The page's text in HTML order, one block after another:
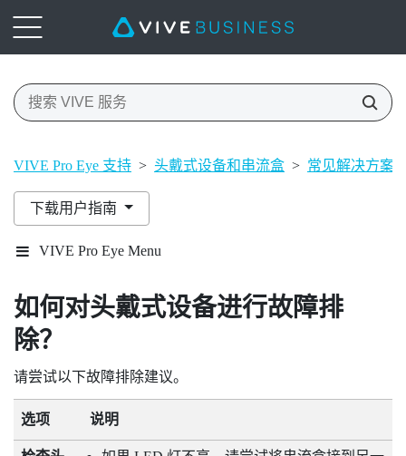
VIVE Pro Eye 支持 > 头戴式设备和串流盒 > 常见解决方案
下载用户指南
VIVE Pro Eye Menu
如何对头戴式设备进行故障排
除？
请尝试以下故障排除建议。
选项 说明